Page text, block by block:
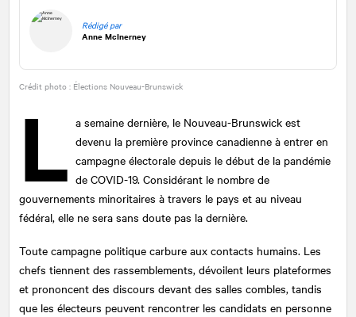
Rédigé par
Anne McInerney
Crédit photo : Élections Nouveau-Brunswick
L a semaine dernière, le Nouveau-Brunswick est
devenu la première province canadienne à entrer en
campagne électorale depuis le début de la pandémie
de COVID-19. Considérant le nombre de
gouvernements minoritaires à travers le pays et au niveau
fédéral, elle ne sera sans doute pas la dernière.
Toute campagne politique carbure aux contacts humains. Les
chefs tiennent des rassemblements, dévoilent leurs plateformes
et prononcent des discours devant des salles combles, tandis
que les électeurs peuvent rencontrer les candidats en personne